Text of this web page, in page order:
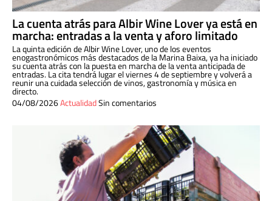
La cuenta atrás para Albir Wine Lover ya está en
marcha: entradas a la venta y aforo limitado
La quinta edición de Albir Wine Lover, uno de los eventos
enogastronómicos más destacados de la Marina Baixa, ya ha iniciado
su cuenta atrás con la puesta en marcha de la venta anticipada de
entradas. La cita tendrá lugar el viernes 4 de septiembre y volverá a
reunir una cuidada selección de vinos, gastronomía y música en
directo.
04/08/2026ActualidadSin comentarios